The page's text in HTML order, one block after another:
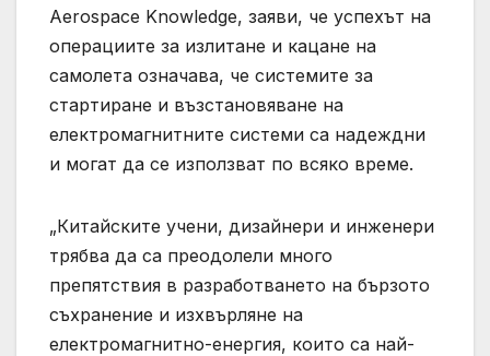
Aerospace Knowledge, заяви, че успехът на
операциите за излитане и кацане на
самолета означава, че системите за
стартиране и възстановяване на
електромагнитните системи са надеждни
и могат да се използват по всяко време.
„Китайските учени, дизайнери и инженери
трябва да са преодолели много
препятствия в разработването на бързото
съхранение и изхвърляне на
електромагнитно-енергия, които са най-